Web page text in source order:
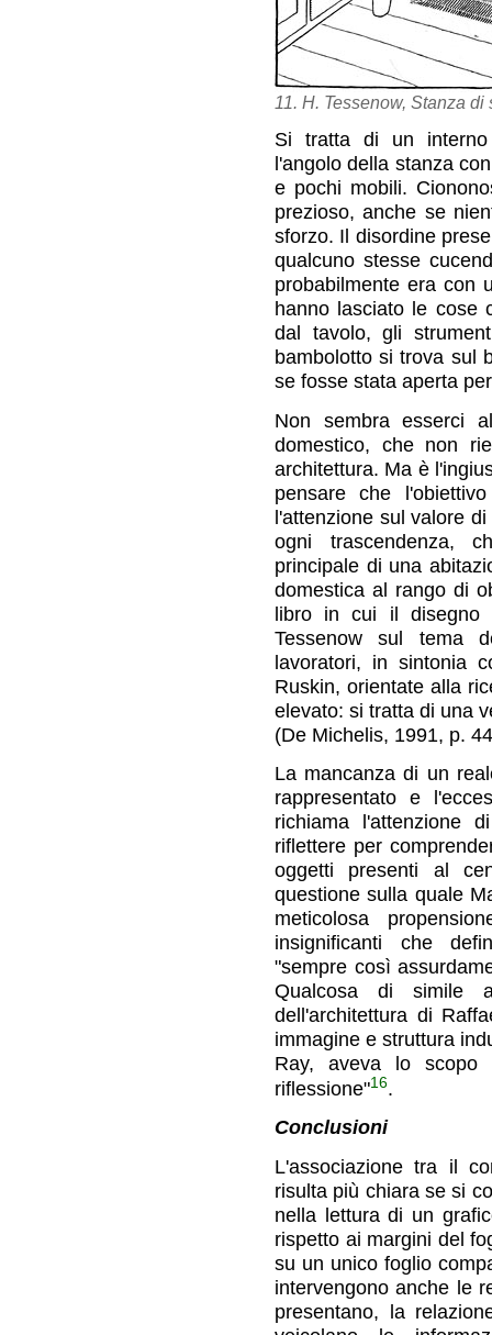
11. H. Tessenow, Stanza di
Si tratta di un interno
l'angolo della stanza
e pochi mobili.
prezioso, anche se
sforzo. Il disordine
qualcuno stesse
probabilmente era con
hanno lasciato le cose
dal tavolo, gli
bambolotto si trova sul
se fosse stata aperta
Non sembra esserci
domestico, che non
architettura. Ma è
pensare che
l'attenzione sul valore
ogni trascendenza,
principale di una
domestica al rango di
libro in cui il disegno
Tessenow sul tema
lavoratori, in sintonia
Ruskin, orientate alla
elevato: si tratta di una
(De Michelis, 1991, p.
La mancanza di un
rappresentato e
richiama l'attenzione
riflettere per
oggetti presenti al
questione sulla quale
meticolosa
insignificanti che
"sempre così
Qualcosa di simile
dell'architettura di
immagine e struttura
Ray, aveva lo scopo
riflessione"16.
Conclusioni
L'associazione tra il
risulta più chiara se si
nella lettura di un
rispetto ai margini del
su un unico foglio
intervengono anche le
presentano, la